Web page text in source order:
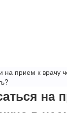
на прием к врачу
на